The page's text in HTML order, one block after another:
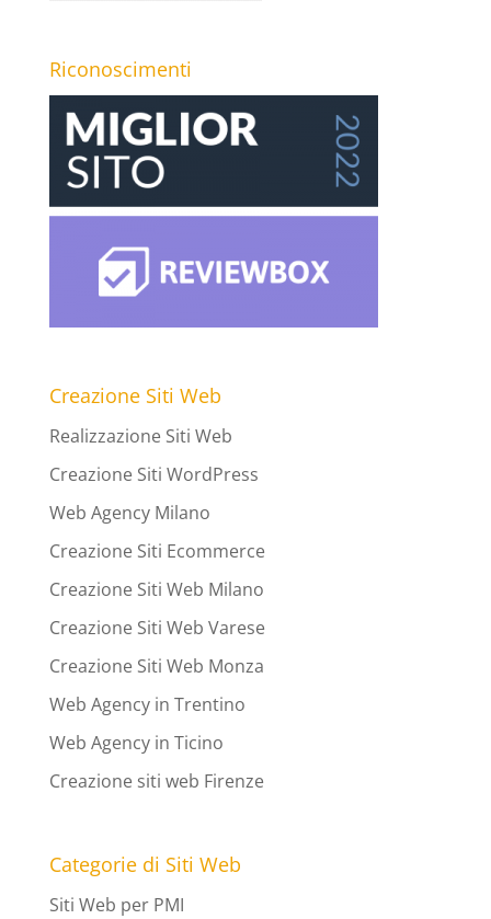
Riconoscimenti
Creazione Siti Web
Realizzazione Siti Web
Creazione Siti WordPress
Web Agency Milano
Creazione Siti Ecommerce
Creazione Siti Web Milano
Creazione Siti Web Varese
Creazione Siti Web Monza
Web Agency in Trentino
Web Agency in Ticino
Creazione siti web Firenze
Categorie di Siti Web
Siti Web per PMI